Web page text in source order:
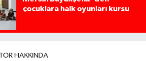
çocuklara halk oyunları kursu
HAKKINDA